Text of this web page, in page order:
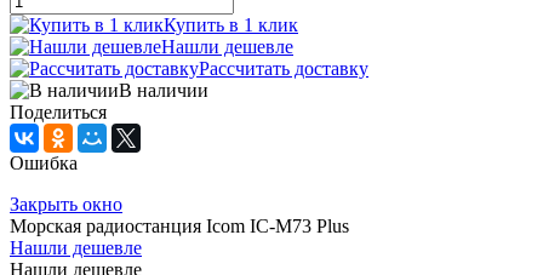
Купить в 1 клик
Нашли дешевле
Рассчитать доставку
В наличии
Поделиться
Ошибка
Закрыть окно
Морская радиостанция Icom IC-M73 Plus
Нашли дешевле
Нашли дешевле